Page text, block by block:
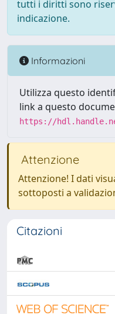
tutti i diritti sono
indicazione.
Informazioni
Utilizza questo
link a questo
https://
Attenzione
Attenzione! I dati
sottoposti a
Citazioni